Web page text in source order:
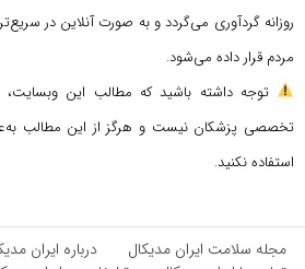
روزانه گردآوری می‌گردد و به صورت آنلاین در
مردم قرار داده می‌شود.
توجه داشته باشید که مطالب این
تخصصی پزشکان نیست و هرگز از این مطالب
استفاده نکنید.
مجله سلامت ایران مدیکال
درباره ایران